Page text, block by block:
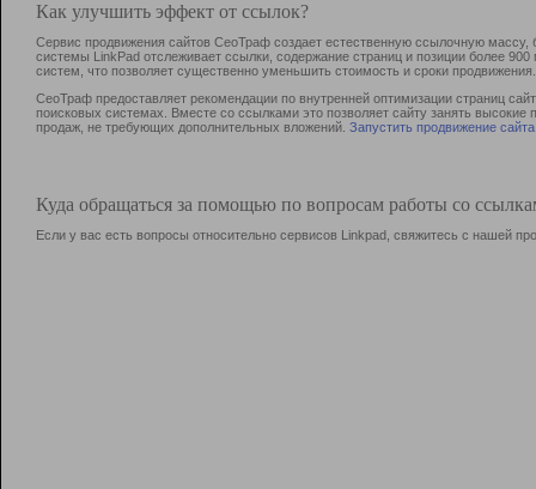
Как улучшить эффект от ссылок?
Сервис продвижения сайтов СеоТраф создает естественную ссылочную
системы LinkPad отслеживает ссылки, содержание страниц и позиции более
систем, что позволяет существенно уменьшить стоимость и сроки продвижения.
СеоТраф предоставляет рекомендации по внутренней оптимизации страниц
поисковых системах. Вместе со ссылками это позволяет сайту занять
продаж, не требующих дополнительных вложений. Запустить продвижение сайта
Куда обращаться за помощью по вопросам работы со
Если у вас есть вопросы относительно сервисов Linkpad, свяжитесь с нашей